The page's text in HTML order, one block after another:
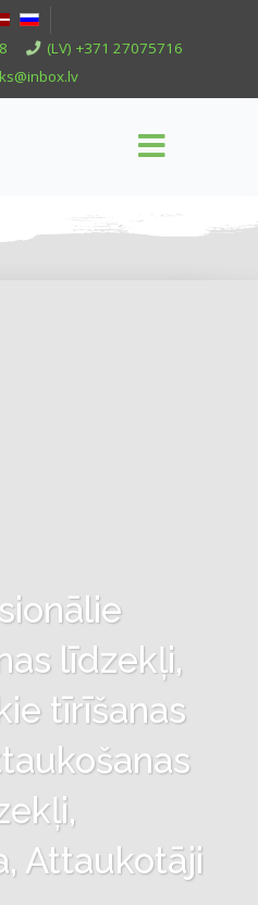
(LV) +371 27075716
līdzekļi,
tīrīšanas
Attaukotāji